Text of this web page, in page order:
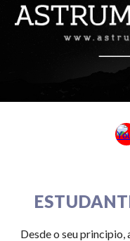
Desde o seu